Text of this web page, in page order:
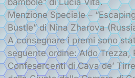
Menzione Speciale –
Bustle” di Nina Zharova
A consegnare i premi sono
seguente ordine: Aldo Trezza,
Confesercenti di Cava de’